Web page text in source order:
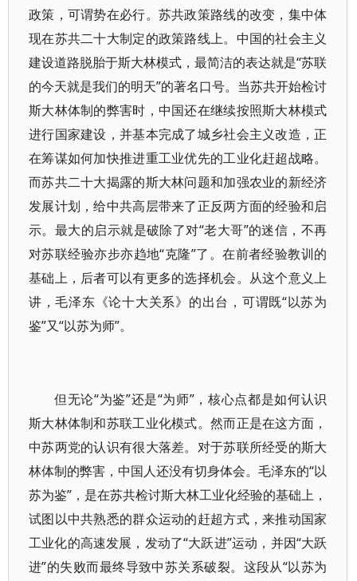
政策，可谓势在必行。苏共政策路线的改变，集中体
现在苏共二十大制定的政策路线上。中国的社会主义
建设道路脱胎于斯大林模式，最简洁的表达就是“苏联
的今天就是我们的明天”的著名口号。当苏共开始检讨
斯大林体制的弊害时，中国还在继续按照斯大林模式
进行国家建设，并基本完成了城乡社会主义改造，正
在筹谋如何加快推进重工业优先的工业化赶超战略。
而苏共二十大揭露的斯大林问题和加强农业的新经济
发展计划，给中共高层带来了正反两方面的经验和启
示。最大的启示就是破除了对“老大哥”的迷信，不再
对苏联经验亦步亦趋地“克隆”了。在前者经验教训的
基础上，后者可以有更多的选择机会。从这个意义上
讲，毛泽东《论十大关系》的出台，可谓既“以苏为
鉴”又“以苏为师”。
但无论“为鉴”还是“为师”，核心点都是如何认识
斯大林体制和苏联工业化模式。然而正是在这方面，
中苏两党的认识有很大落差。对于苏联所经受的斯大
林体制的弊害，中国人还没有切身体会。毛泽东的“以
苏为鉴”，是在苏共检讨斯大林工业化经验的基础上，
试图以中共熟悉的群众运动的赶超方式，来推动国家
工业化的高速发展，发动了“大跃进”运动，并因“大跃
进”的失败而最终导致中苏关系破裂。这段从“以苏为